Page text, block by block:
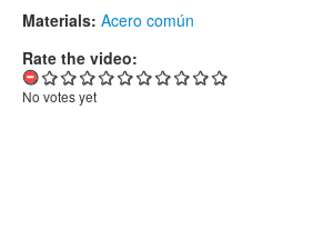
Materials: Acero común
Rate the video:
No votes yet